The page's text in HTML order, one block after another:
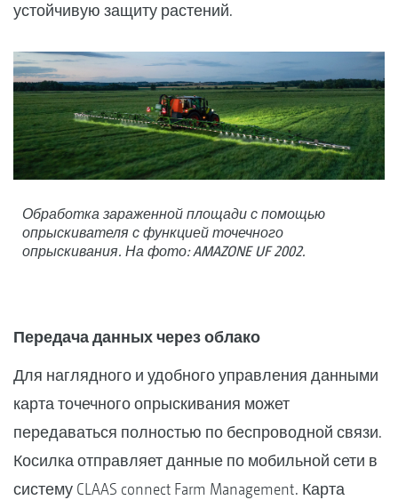
устойчивую защиту растений.
Обработка зараженной площади с помощью
опрыскивателя с функцией точечного
опрыскивания. На фото: AMAZONE UF 2002.
Передача данных через облако
Для наглядного и удобного управления данными
карта точечного опрыскивания может
передаваться полностью по беспроводной связи.
Косилка отправляет данные по мобильной сети в
систему CLAAS connect Farm Management. Карта